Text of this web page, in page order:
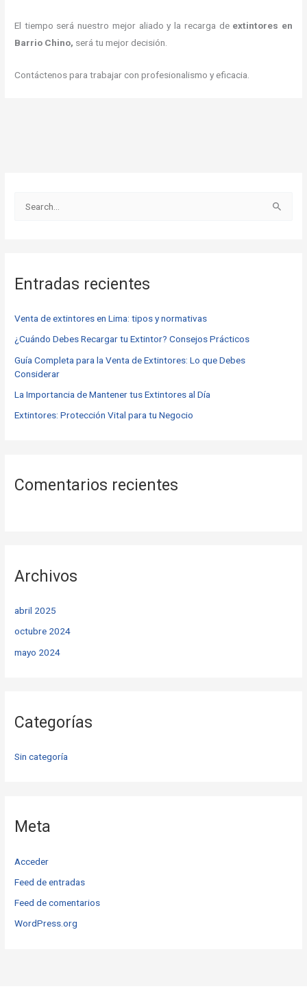
El tiempo será nuestro mejor aliado y la recarga de extintores en
Barrio Chino, será tu mejor decisión.
Contáctenos para trabajar con profesionalismo y eficacia.
a
p
o
r
:
Entradas recientes
Venta de extintores en Lima: tipos y normativas
¿Cuándo Debes Recargar tu Extintor? Consejos Prácticos
Guía Completa para la Venta de Extintores: Lo que Debes
Considerar
La Importancia de Mantener tus Extintores al Día
Extintores: Protección Vital para tu Negocio
Comentarios recientes
Archivos
abril 2025
octubre 2024
mayo 2024
Categorías
Sin categoría
Meta
Acceder
Feed de entradas
Feed de comentarios
WordPress.org